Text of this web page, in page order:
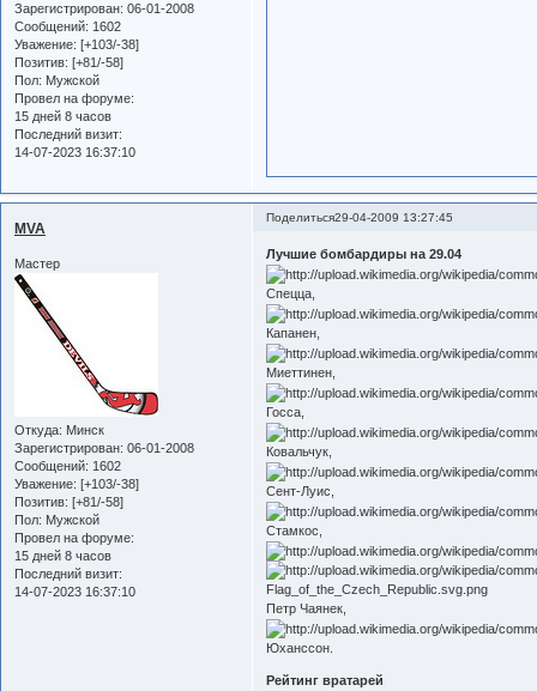
Зарегистрирован: 06-01-2008
Сообщений: 1602
Уважение: [+103/-38]
Позитив: [+81/-58]
Пол: Мужской
Провел на форуме:
15 дней 8 часов
Последний визит:
14-07-2023 16:37:10
Поделиться29-04-2009 13:27:45
MVA
Мастер
Откуда: Минск
Зарегистрирован: 06-01-2008
Сообщений: 1602
Уважение: [+103/-38]
Позитив: [+81/-58]
Пол: Мужской
Провел на форуме:
15 дней 8 часов
Последний визит:
14-07-2023 16:37:10
Лучшие бомбардиры на 29.04
Спецца,
Капанен,
Миеттинен,
Госса,
Ковальчук,
Сент-Луис,
Стамкос,
Петр Чаянек,
Юханссон.
Рейтинг вратарей